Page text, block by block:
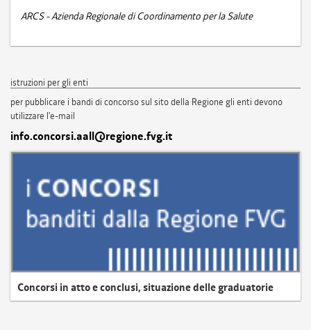
ARCS - Azienda Regionale di Coordinamento per la Salute
istruzioni per gli enti
per pubblicare i bandi di concorso sul sito della Regione gli enti devono
utilizzare l'e-mail
info.concorsi.aall@regione.fvg.it
Concorsi in atto e conclusi, situazione delle graduatorie